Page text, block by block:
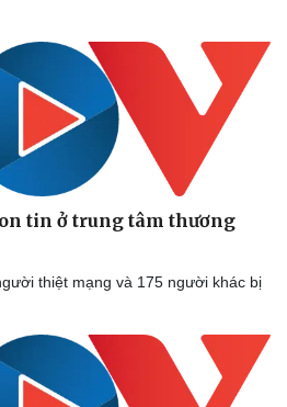
tin ở trung tâm thương
thiệt mạng và 175 người khác bị